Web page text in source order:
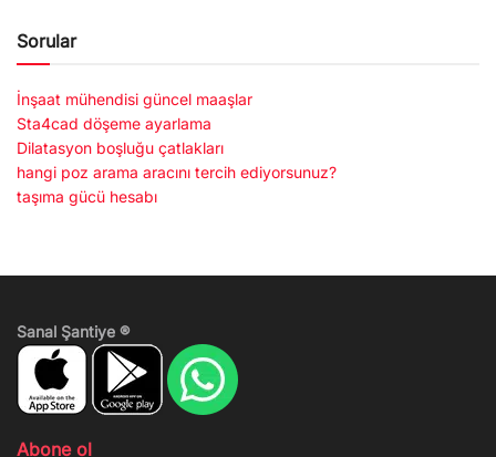
Sorular
İnşaat mühendisi güncel maaşlar
Sta4cad döşeme ayarlama
Dilatasyon boşluğu çatlakları
hangi poz arama aracını tercih ediyorsunuz?
taşıma gücü hesabı
Sanal Şantiye ®
Abone ol